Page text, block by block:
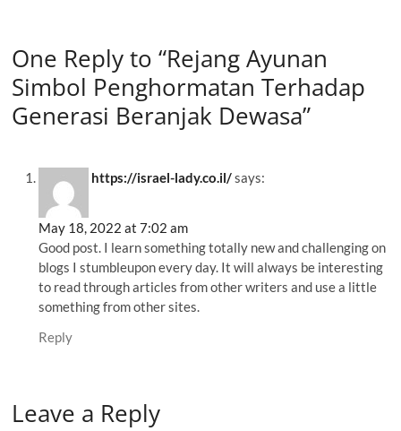
One Reply to “Rejang Ayunan
Simbol Penghormatan Terhadap
Generasi Beranjak Dewasa”
https://israel-lady.co.il/says:
May 18, 2022 at 7:02 am
Good post. I learn something totally new and challenging on
blogs I stumbleupon every day. It will always be interesting
to read through articles from other writers and use a little
something from other sites.
Reply
Leave a Reply